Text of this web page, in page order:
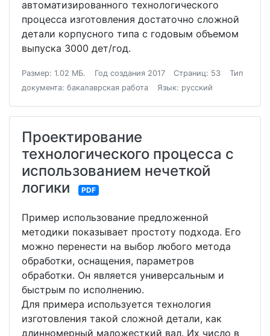
автоматизированного технологического
процесса изготовления достаточно сложной
детали корпусного типа с годовым объемом
выпуска 3000 дет/год.
Размер: 1.02 МБ. Год создания 2017 Страниц: 53
Тип
документа: бакалаврская работа
Язык: русский
Проектирование
технологического процесса с
использованием нечеткой
логики
PDF
Пример использование предложенной
методики показывает простоту подхода. Его
можно перенести на выбор любого метода
обработки, оснащения, параметров
обработки. Он является универсальным и
быстрым по исполнению.
Для примера используется технология
изготовления такой сложной детали, как
длинномерный маложесткий вал. Их число в